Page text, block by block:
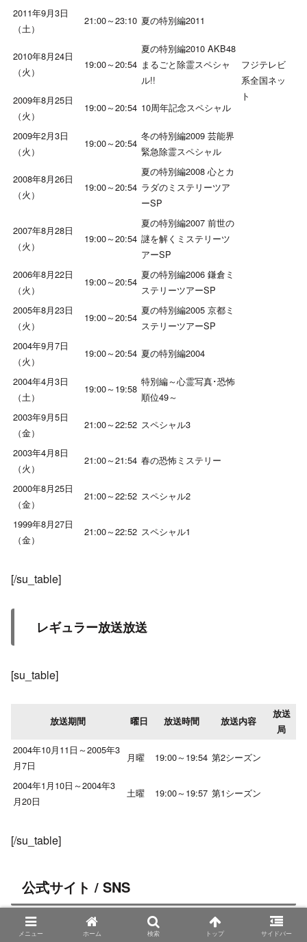
フジテレビ
系全国ネッ
ト
2011年9月3日
（土）
21:00～23:10 夏の特別編2011
2010年8月24日
（火）
19:00～20:54
夏の特別編2010 AKB48
まるごと除霊スペシャ
ル!!
2009年8月25日
（火）
19:00～20:54 10周年記念スペシャル
2009年2月3日
（火）
19:00～20:54
冬の特別編2009 芸能界
緊急除霊スペシャル
2008年8月26日
（火）
19:00～20:54
夏の特別編2008 心とカ
ラダのミステリーツア
ーSP
2007年8月28日
（火）
19:00～20:54
夏の特別編2007 前世の
謎を解くミステリーツ
アーSP
2006年8月22日
（火）
19:00～20:54
夏の特別編2006 鎌倉ミ
ステリーツアーSP
2005年8月23日
（火）
19:00～20:54
夏の特別編2005 京都ミ
ステリーツアーSP
2004年9月7日
（火）
19:00～20:54 夏の特別編2004
2004年4月3日
（土）
19:00～19:58
特別編～心霊写真･恐怖
順位49～
2003年9月5日
（金）
21:00～22:52 スペシャル3
2003年4月8日
（火）
21:00～21:54 春の恐怖ミステリー
2000年8月25日
（金）
21:00～22:52 スペシャル2
1999年8月27日
（金）
21:00～22:52 スペシャル1
[/su_table]
レギュラー放送放送
[su_table]
放送期間 曜日 放送時間 放送内容
放送
局
2004年10月11日～2005年3
月7日
月曜 19:00～19:54 第2シーズン
2004年1月10日～2004年3
月20日
土曜 19:00～19:57 第1シーズン
[/su_table]
公式サイト / SNS
公式サイト
メニュー ホーム 検索 トップ サイドバー